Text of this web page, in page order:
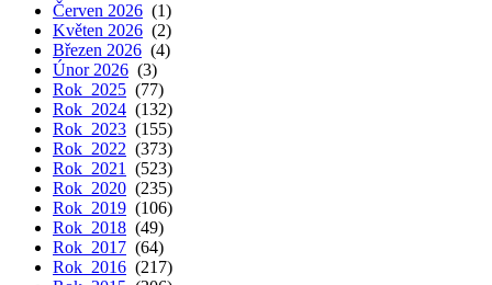
Červen 2026 (1)
Květen 2026 (2)
Březen 2026 (4)
Únor 2026 (3)
Rok 2025 (77)
Rok 2024 (132)
Rok 2023 (155)
Rok 2022 (373)
Rok 2021
(523)
Rok 2020 (235)
Rok 2019 (106)
Rok 2018 (49)
Rok 2017 (64)
Rok 2016 (217)